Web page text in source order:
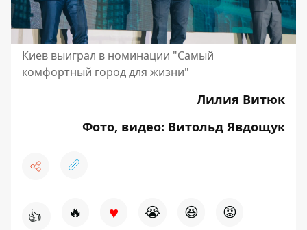
Киев выиграл в номинации "Самый
комфортный город для жизни"
Лилия Витюк
Фото, видео: Витольд Явдощук
👍 🔥 ♥ 😭 😆 😡